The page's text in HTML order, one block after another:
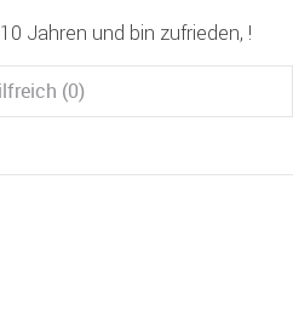
Jahren und bin zufrieden, !
(0)